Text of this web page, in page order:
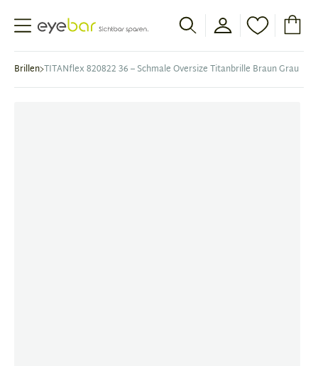
Abele Optic
Brillen TITANflex 820822 36 – Schmale Oversize Titanbrille Braun Grau